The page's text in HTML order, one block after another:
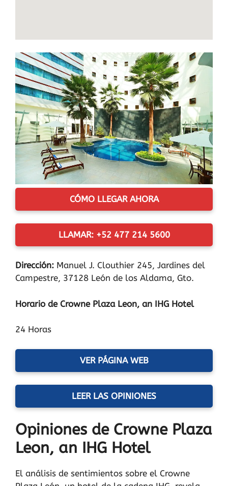
CÓMO LLEGAR AHORA
LLAMAR: +52 477 214 5600
Dirección: Manuel J. Clouthier 245, Jardines del
Campestre, 37128 León de los Aldama, Gto.
Horario de Crowne Plaza Leon, an IHG Hotel
24 Horas
VER PÁGINA WEB
LEER LAS OPINIONES
Opiniones de Crowne Plaza
Leon, an IHG Hotel
El análisis de sentimientos sobre el Crowne